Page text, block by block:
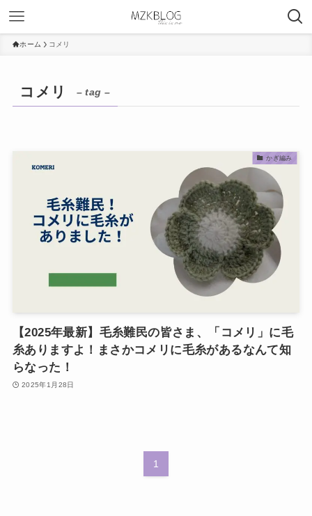
ホーム コメリ
コメリ – tag –
かぎ編み
【2025年最新】毛糸難民の皆さま、「コメリ」に毛
糸ありますよ！まさかコメリに毛糸があるなんて知
らなった！
2025年1月28日
1